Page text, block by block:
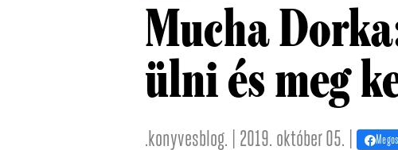
Mucha
ülni és meg
.konyvesblog. | 2019. október 05. |